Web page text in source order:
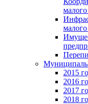
2015
2016
2017
2018